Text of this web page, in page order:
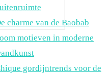
charme van de Baobab
motieven in moderne
gordijntrends voor de